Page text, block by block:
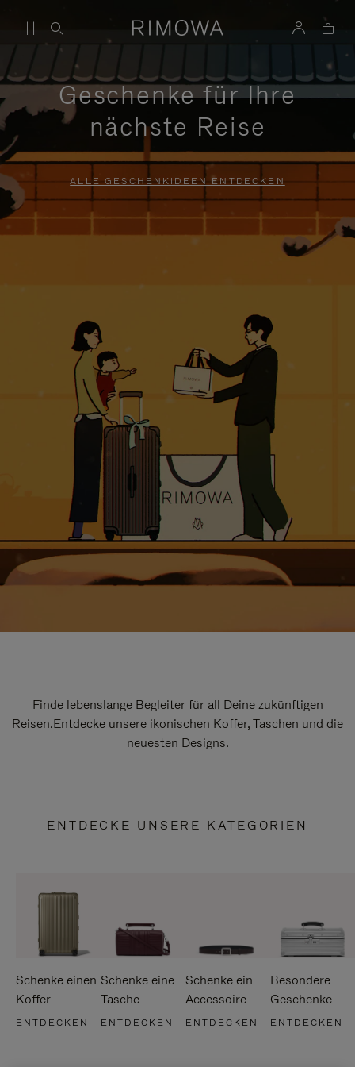
Geschenke für Ihre
nächste Reise
ALLE GESCHENKIDEEN ENTDECKEN
Finde lebenslange Begleiter für all Deine zukünftigen
Reisen.Entdecke unsere ikonischen Koffer, Taschen und die
neuesten Designs.
ENTDECKE UNSERE KATEGORIEN
Schenke einen
Koffer
ENTDECKEN
Schenke eine
Tasche
ENTDECKEN
Schenke ein
Accessoire
ENTDECKEN
Besondere
Geschenke
ENTDECKEN